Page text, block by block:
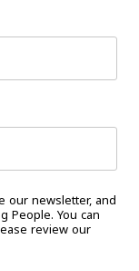
our newsletter, and
People. You can
review our